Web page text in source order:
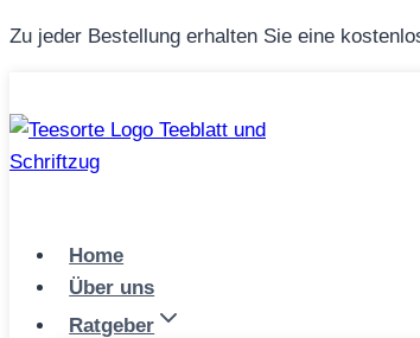
Zum
Zu jeder Bestellung erhalten Sie eine
Home
Über uns
Ratgeber